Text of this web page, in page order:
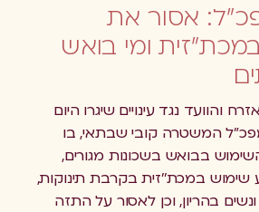
אסור את
ומי בואש
והוועד נגד עינויים שיגרו היום
המשטרה קובי שבתאי, בו
בבואש בשכונות מגורים,
שימוש במכת''זית בקרבת תינוקות,
בהריון, וכן לאסור על התזה